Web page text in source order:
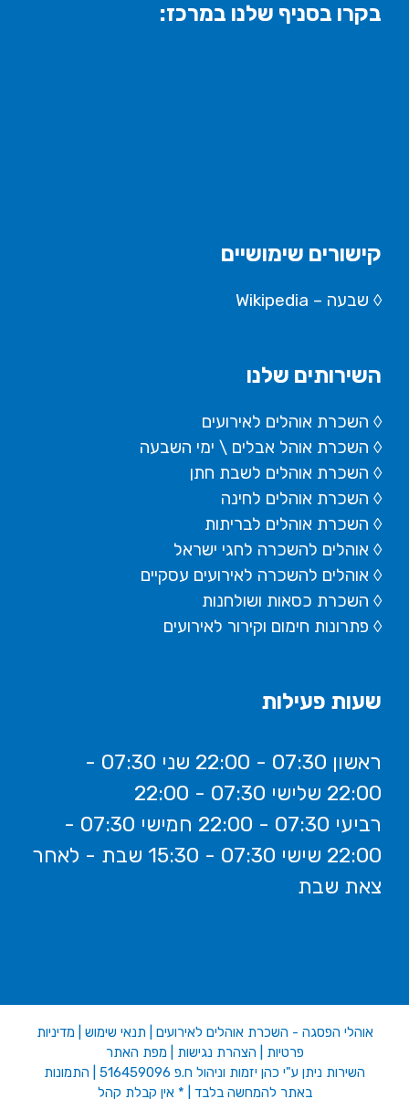
בקרו בסניף שלנו במרכז:
קישורים שימושיים
◊ שבעה – Wikipedia
השירותים שלנו
◊ השכרת אוהלים לאירועים
◊ השכרת אוהל אבלים \ ימי השבעה
◊ השכרת אוהלים לשבת חתן
◊ השכרת אוהלים לחינה
◊ השכרת אוהלים לבריתות
◊ אוהלים להשכרה לחגי ישראל
◊ אוהלים להשכרה לאירועים עסקיים
◊ השכרת כסאות ושולחנות
◊ פתרונות חימום וקירור לאירועים
שעות פעילות
ראשון 07:30 - 22:00 שני 07:30 -
22:00 שלישי 07:30 - 22:00
רביעי 07:30 - 22:00 חמישי 07:30 -
22:00 שישי 07:30 - 15:30 שבת - לאחר
צאת שבת
אוהלי הפסגה - השכרת אוהלים לאירועים תנאי שימוש
מדיניות
פרטיות
הצהרת נגישות
מפת האתר
השירות ניתן ע"י כהן יזמות וניהול ח.פ 516459096 | התמונות
באתר להמחשה בלבד | * אין קבלת קהל